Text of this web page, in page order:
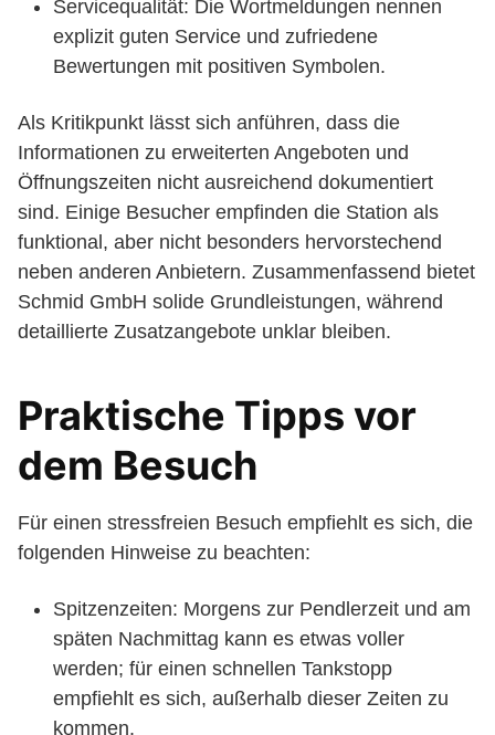
Servicequalität: Die Wortmeldungen nennen
explizit guten Service und zufriedene
Bewertungen mit positiven Symbolen.
Als Kritikpunkt lässt sich anführen, dass die
Informationen zu erweiterten Angeboten und
Öffnungszeiten nicht ausreichend dokumentiert
sind. Einige Besucher empfinden die Station als
funktional, aber nicht besonders hervorstechend
neben anderen Anbietern. Zusammenfassend bietet
Schmid GmbH solide Grundleistungen, während
detaillierte Zusatzangebote unklar bleiben.
Praktische Tipps vor
dem Besuch
Für einen stressfreien Besuch empfiehlt es sich, die
folgenden Hinweise zu beachten:
Spitzenzeiten: Morgens zur Pendlerzeit und am
späten Nachmittag kann es etwas voller
werden; für einen schnellen Tankstopp
empfiehlt es sich, außerhalb dieser Zeiten zu
kommen.